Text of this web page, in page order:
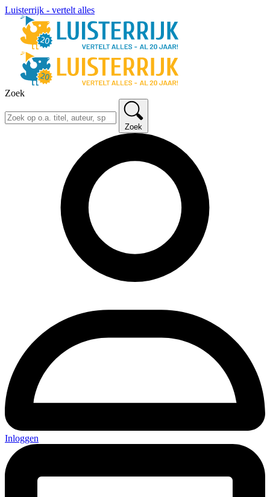
Luisterrijk - vertelt alles
Zoek
Zoek
Inloggen